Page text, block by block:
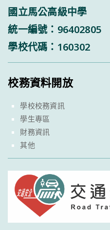
國立馬公高級中學
統一編號：96402805
學校代碼：160302
校務資料開放
學校校務資訊
學生專區
財務資訊
其他